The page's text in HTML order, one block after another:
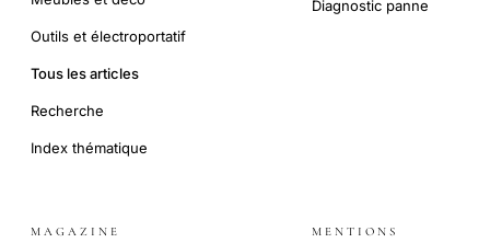
Outils et électroportatif
Tous les articles
Recherche
Index thématique
Diagnostic panne
MAGAZINE MENTIONS